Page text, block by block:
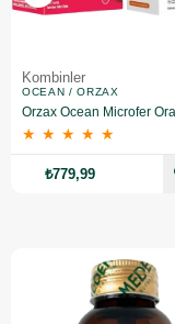
Kombinler
OCEAN / ORZAX
★ ★ ★ ★ ★
₺779,99